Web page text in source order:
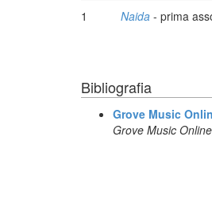
1 Naida - prima
Bibliografia
Grove Music
Grove Music